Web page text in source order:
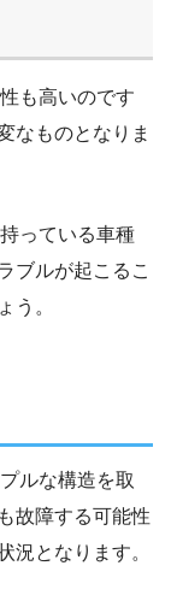
も高いのです
なものとなりま
っている車種
ブルが起こるこ
う。
ルな構造を取
故障する可能性
況となります。